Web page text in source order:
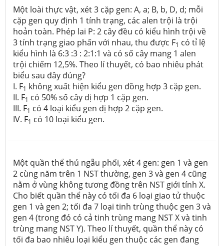
Một loài thực vật, xét 3 cặp gen: A, a; B, b, D, d; mỗi
cặp gen quy định 1 tính trạng, các alen trội là trội
hoản toàn. Phép lai P: 2 cây đều có kiểu hình trội về
3 tính trạng giao phấn với nhau, thu được F1 có tỉ lệ
kiểu hình là 6:3 :3 : 2:1:1 và có số cây mang 1 alen
trội chiếm 12,5%. Theo lí thuyết, có bao nhiêu phát
biểu sau đây đúng?
I. F1 không xuất hiện kiểu gen đồng hợp 3 cặp gen.
II. F1 có 50% số cây dị hợp 1 cặp gen.
III. F1 có 4 loại kiểu gen dị hợp 2 cặp gen.
IV. F1 có 10 loại kiểu gen.
Một quần thể thú ngẫu phối, xét 4 gen: gen 1 và gen
2 cùng năm trên 1 NST thường, gen 3 và gen 4 cũng
nằm ở vùng không tương đồng trên NST giới tính X.
Cho biết quần thể này có tối đa 6 loại giao tử thuộc
gen 1 và gen 2; tối đa 7 loại tinh trùng thuộc gen 3 và
gen 4 (trong đó có cả tinh trùng mang NST X và tinh
trùng mang NST Y). Theo lí thuyết, quần thể này có
tối đa bao nhiêu loại kiểu gen thuộc các gen đang